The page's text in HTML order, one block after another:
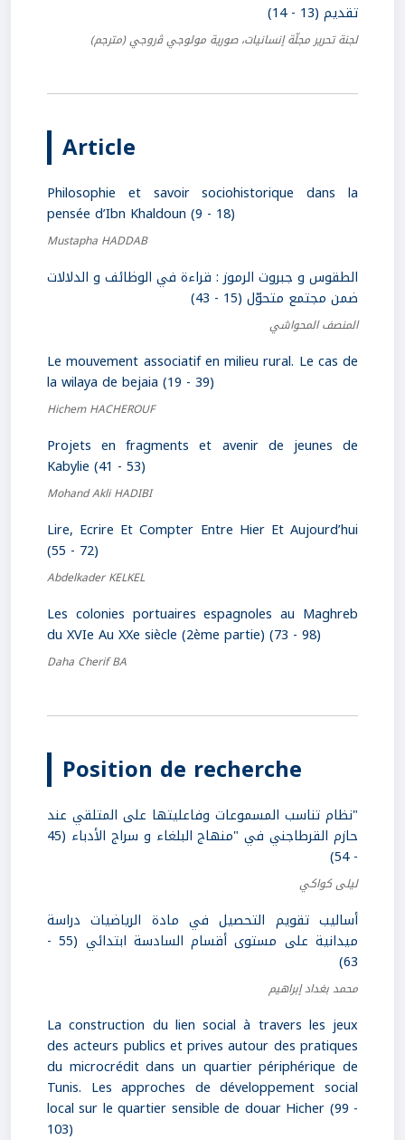
تقديم (13 - 14)
لجنة تحرير مجلّة إنسانيات، صورية مولوجي ﭬروجي(مترجم)
Article
Philosophie et savoir sociohistorique dans la
pensée d’Ibn Khaldoun (9 - 18)
Mustapha HADDAB
الطقوس و جبروت الرموز : قراءة في الوظائف و الدلالات
ضمن مجتمع متحوّل (15 - 43)
المنصف المحواشي
Le mouvement associatif en milieu rural. Le cas de
la wilaya de bejaia (19 - 39)
Hichem HACHEROUF
Projets en fragments et avenir de jeunes de
Kabylie (41 - 53)
Mohand Akli HADIBI
Lire, Ecrire Et Compter Entre Hier Et Aujourd’hui
(55 - 72)
Abdelkader KELKEL
Les colonies portuaires espagnoles au Maghreb
du XVIe Au XXe siècle (2ème partie) (73 - 98)
Daha Cherif BA
Position de recherche
"نظام تناسب المسموعات وفاعليتها على المتلقي عند
حازم القرطاجني في "منهاج البلغاء و سراج الأدباء (45
- 54)
ليلى كواكي
أساليب تقويم التحصيل في مادة الرياضيات دراسة
ميدانية على مستوى أقسام السادسة ابتدائي (55 -
63)
محمد بغداد إبراهيم
La construction du lien social à travers les jeux
des acteurs publics et prives autour des pratiques
du microcrédit dans un quartier périphérique de
Tunis. Les approches de développement social
local sur le quartier sensible de douar Hicher (99 -
103)